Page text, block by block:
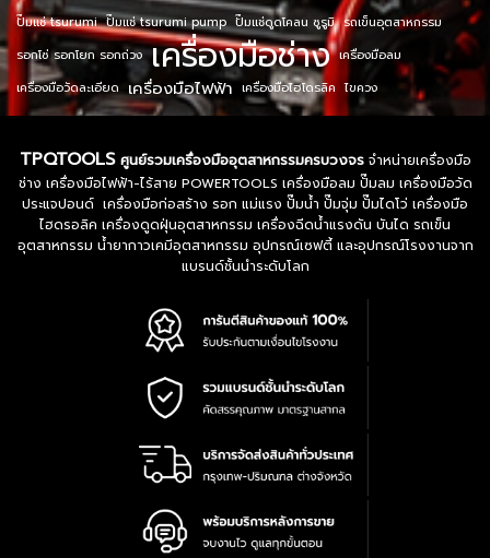
ปั๊มแช่ tsurumi ปั๊มแช่ tsurumi pump ปั๊มแช่ดูดโคลน ซูรูมิ รถเข็นอุตสาหกรรม
รอกโซ่ รอกโยก รอกถ่วง เครื่องมือช่าง เครื่องมือลม
เครื่องมือวัดละเอียด เครื่องมือไฟฟ้า เครื่องมือไฮโดรลิค ไขควง
TPQTOOLS ศูนย์รวมเครื่องมืออุตสาหกรรมครบวงจรจำหน่ายเครื่องมือ
ช่าง เครื่องมือไฟฟ้า-ไร้สาย POWERTOOLS เครื่องมือลม ปั๊มลม เครื่องมือวัด
ประแจปอนด์ เครื่องมือก่อสร้าง รอก แม่แรง ปั๊มน้ำ ปั๊มจุ่ม ปั๊มไดโว่ เครื่องมือ
ไฮดรอลิค เครื่องดูดฝุ่นอุตสาหกรรม เครื่องฉีดน้ำแรงดัน บันได รถเข็น
อุตสาหกรรม น้ำยากาวเคมีอุตสาหกรรม อุปกรณ์เซฟตี้ และอุปกรณ์โรงงานจาก
แบรนด์ชั้นนำระดับโลก